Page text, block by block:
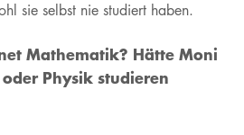
sie selbst nie studiert haben.
Mathematik? Hätte Moni
Physik studieren